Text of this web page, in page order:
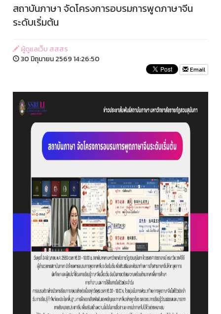
สถาบันภาษา จัดโครงการอบรมการพูดภาษาจีน
ระดับเริ่มต้น
ผู้ดูแลเว็บ สสสร
30 มิถุนายน 2569 14:26:50
Email